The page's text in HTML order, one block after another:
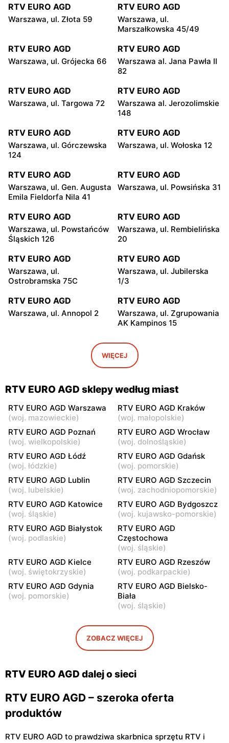
RTV EURO AGD
Warszawa, ul. Złota 59
RTV EURO AGD
Warszawa, ul.
Marszałkowska 45/49
RTV EURO AGD
Warszawa, ul. Grójecka 66
RTV EURO AGD
Warszawa al. Jana Pawła II
82
RTV EURO AGD
Warszawa, ul. Targowa 72
RTV EURO AGD
Warszawa al. Jerozolimskie
148
RTV EURO AGD
Warszawa, ul. Górczewska
124
RTV EURO AGD
Warszawa, ul. Wołoska 12
RTV EURO AGD
Warszawa, ul. Gen. Augusta
Emila Fieldorfa Nila 41
RTV EURO AGD
Warszawa, ul. Powsińska 31
RTV EURO AGD
Warszawa, ul. Powstańców
Śląskich 126
RTV EURO AGD
Warszawa, ul. Rembielińska
20
RTV EURO AGD
Warszawa, ul.
Ostrobramska 75C
RTV EURO AGD
Warszawa, ul. Jubilerska
1/3
RTV EURO AGD
Warszawa, ul. Annopol 2
RTV EURO AGD
Warszawa, ul. Zgrupowania
AK Kampinos 15
Warszawa, ul. Głębocka 15
RTV EURO AGD
Warszawa, ul. Józefa
Feliksa Ciszewskiego 15
RTV EURO AGD
Warszawa, ul. Malborska 41
RTV EURO AGD
Warszawa, ul. Światowida
17
RTV EURO AGD
Warszawa, ul. Puławska
427
RTV EURO AGD
Warszawa, ul. Kazimierza
Szpotańskiego 4
RTV EURO AGD
Janki, ul. pl. Szwedzki 3
RTV EURO AGD
Warszawa, ul.
Przyczółkowa 219
RTV EURO AGD
Pruszków, ul. Henryka
Sienkiewicza 19
RTV EURO AGD
Stara Iwiczna, ul. Nowa 4
Legionowo, ul. Jerzego
Siwińskiego 2
RTV EURO AGD
Otwock, ul. Warsztatowa
23
RTV EURO AGD RTV EURO AGD
Nowy Dwór Mazowiecki, ul.
Grodzisk Mazowiecki, ul.
RTV EURO AGD
Stojadła, ul. Warszawska 55
WIĘCEJ
RTV EURO AGD sklepy według miast
RTV EURO AGD Warszawa
(woj. mazowieckie)
RTV EURO AGD Kraków
(woj. małopolskie)
RTV EURO AGD Poznań
(woj. wielkopolskie)
RTV EURO AGD Wrocław
(woj. dolnośląskie)
RTV EURO AGD Łódź
(woj. łódzkie)
RTV EURO AGD Gdańsk
(woj. pomorskie)
RTV EURO AGD Lublin
(woj. lubelskie)
RTV EURO AGD Szczecin
(woj. zachodniopomorskie)
RTV EURO AGD Katowice
(woj. śląskie)
RTV EURO AGD Bydgoszcz
(woj. kujawsko-pomorskie)
RTV EURO AGD Białystok
(woj. podlaskie)
RTV EURO AGD
Częstochowa
(woj. śląskie)
RTV EURO AGD Kielce
(woj. świętokrzyskie)
RTV EURO AGD Rzeszów
(woj. podkarpackie)
RTV EURO AGD Gdynia
(woj. pomorskie)
RTV EURO AGD Bielsko-
Biała
(woj. śląskie)
ZOBACZ WIĘCEJ
RTV EURO AGD dalej o sieci
RTV EURO AGD – szeroka oferta
produktów
RTV EURO AGD to prawdziwa skarbnica sprzętu RTV i